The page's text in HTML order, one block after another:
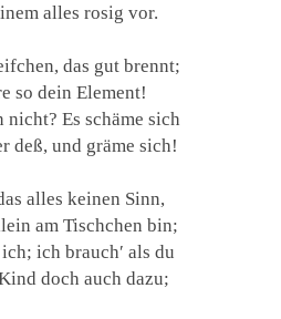
alles rosig vor.
das gut brennt;
so dein Element!
nicht? Es schäme sich
deß, und gräme sich!
alles keinen Sinn,
am Tischchen bin;
ich brauch′ als du
doch auch dazu;